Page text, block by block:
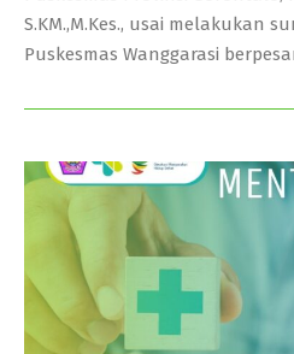
S.KM.,M.Kes., usai melakukan
Puskesmas Wanggarasi